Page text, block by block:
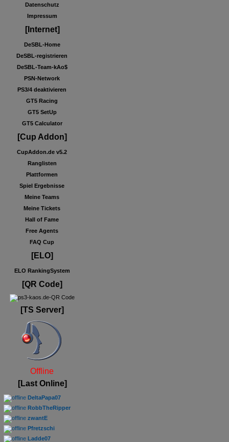
Datenschutz
Impressum
[Internet]
DeSBL-Home
DeSBL-registrieren
DeSBL-Team-kAo$
PSN-Network
PS3/4 deaktivieren
GT5 Racing
GT5 SetUp
GT5 Calculator
[Cup Addon]
CupAddon.de v5.2
Ranglisten
Plattformen
Spiel Ergebnisse
Meine Teams
Meine Tickets
Hall of Fame
Free Agents
FAQ Cup
[ELO]
ELO RankingSystem
[QR Code]
[TS Server]
Offline
[Last Online]
DeltaPapa07
RobbTheRipper
zwantE
Pfretzschi
Ladde07